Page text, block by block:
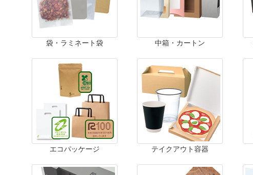
袋・ラミネート袋 中箱・カートン
エコパッケージ テイクアウト容器